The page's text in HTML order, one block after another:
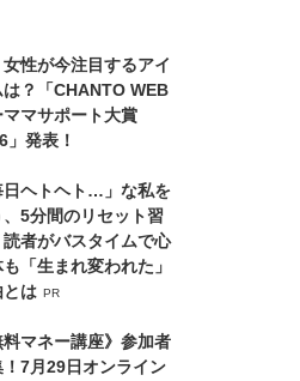
性が今注目するアイ
は？「CHANTO WEB
ママサポート大賞
」発表！
日ヘトヘト…」な私を
5分間のリセット習
者がバスタイムで心
も「生まれ変われた」
は PR
料マネー講座》参加者
！7月29日オンライン